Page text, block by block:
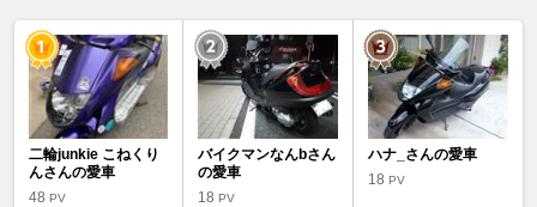
二輪junkie こねくり
んさんの愛車
48 PV
バイクマンなんbさん
の愛車
18PV
ハナ_さんの愛車
18 PV